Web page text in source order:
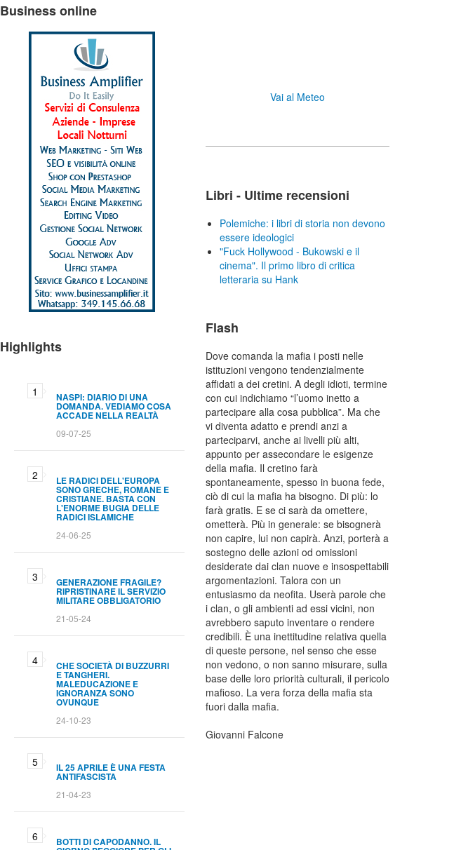
Business online
Highlights
NASPI: DIARIO DI UNA
DOMANDA. VEDIAMO COSA
ACCADE NELLA REALTÀ
09-07-25
LE RADICI DELL'EUROPA
SONO GRECHE, ROMANE E
CRISTIANE. BASTA CON
L'ENORME BUGIA DELLE
RADICI ISLAMICHE
24-06-25
GENERAZIONE FRAGILE?
RIPRISTINARE IL SERVIZIO
MILITARE OBBLIGATORIO
21-05-24
CHE SOCIETÀ DI BUZZURRI
E TANGHERI.
MALEDUCAZIONE E
IGNORANZA SONO
OVUNQUE
24-10-23
IL 25 APRILE È UNA FESTA
ANTIFASCISTA
21-04-23
BOTTI DI CAPODANNO. IL
Vai al Meteo
Libri - Ultime recensioni
Polemiche: i libri di storia non devono
essere ideologici
"Fuck Hollywood - Bukowski e il
cinema". Il primo libro di critica
letteraria su Hank
Flash
Dove comanda la mafia i posti nelle
istituzioni vengono tendenzialmente
affidati a dei cretini. A degli idioti, termine
con cui indichiamo “l’uomo inetto a
partecipare alla cosa pubblica”. Ma che
vi diventa adatto e prendi anzi a
parteciparvi, anche ai livelli più alti,
appunto per assecondare le esigenze
della mafia. Il cretino farà
spontaneamente, spesso in buona fede,
ciò di cui la mafia ha bisogno. Di più: lo
farà gratis. E se ci sarà da omettere,
ometterà. Più in generale: se bisognerà
non capire, lui non capirà. Anzi, porterà a
sostegno delle azioni od omissioni
desiderate dai clan nuove e insospettabili
argomentazioni. Talora con un
entusiasmo da neofita. Userà parole che
i clan, o gli ambienti ad essi vicini, non
avrebbero saputo inventare o rendere
credibili. È una inettitudine relativa quella
di queste persone, nel senso che esse
non vedono, o non sanno misurare, sulla
base delle loro priorità culturali, il pericolo
mafioso. La vera forza della mafia sta
fuori dalla mafia.
Giovanni Falcone